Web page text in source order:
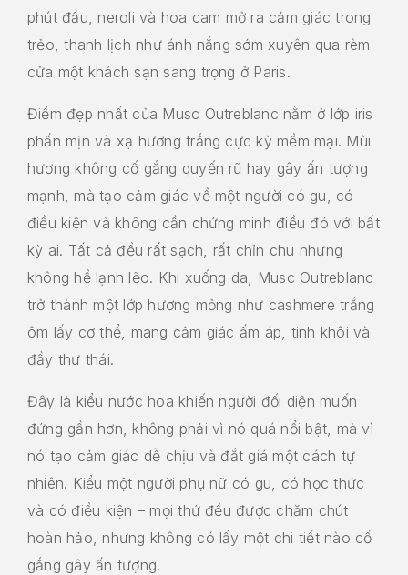
phút đầu, neroli và hoa cam mở ra cảm giác trong
trẻo, thanh lịch như ánh nắng sớm xuyên qua rèm
cửa một khách sạn sang trọng ở Paris.
Điểm đẹp nhất của Musc Outreblanc nằm ở lớp iris
phấn mịn và xạ hương trắng cực kỳ mềm mại. Mùi
hương không cố gắng quyến rũ hay gây ấn tượng
mạnh, mà tạo cảm giác về một người có gu, có
điều kiện và không cần chứng minh điều đó với bất
kỳ ai. Tất cả đều rất sạch, rất chỉn chu nhưng
không hề lạnh lẽo. Khi xuống da, Musc Outreblanc
trở thành một lớp hương mỏng như cashmere trắng
ôm lấy cơ thể, mang cảm giác ấm áp, tinh khôi và
đầy thư thái.
Đây là kiểu nước hoa khiến người đối diện muốn
đứng gần hơn, không phải vì nó quá nổi bật, mà vì
nó tạo cảm giác dễ chịu và đắt giá một cách tự
nhiên. Kiểu một người phụ nữ có gu, có học thức
và có điều kiện – mọi thứ đều được chăm chút
hoàn hảo, nhưng không có lấy một chi tiết nào cố
gắng gây ấn tượng.